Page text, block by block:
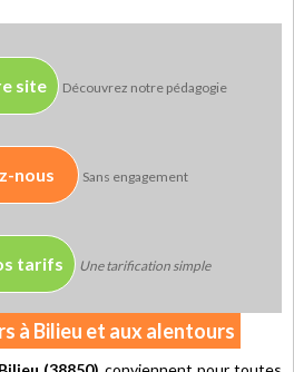
site Découvrez notre pédagogie
nous Sans engagement
tarifs Une tarification simple
à Bilieu et aux alentours